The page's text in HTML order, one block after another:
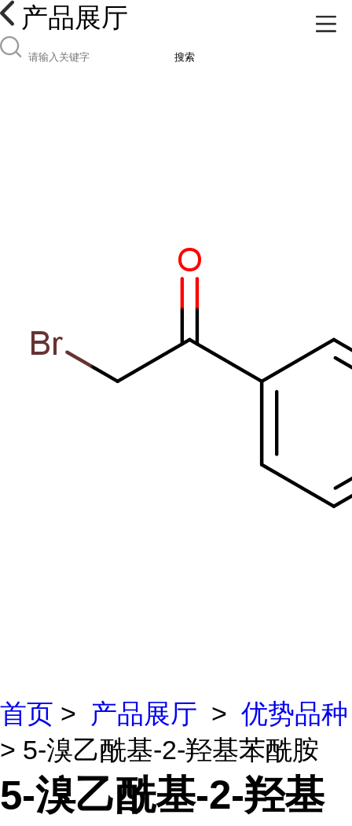
产品展厅
搜索
首页 > 产品展厅 > 优势品种
> 5-溴乙酰基-2-羟基苯酰胺
5-溴乙酰基-2-羟基